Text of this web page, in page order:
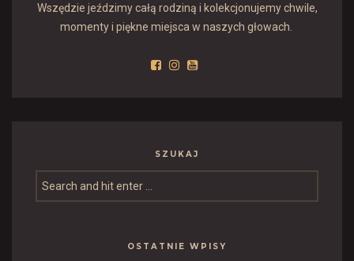
Wszędzie jeździmy całą rodziną i kolekcjonujemy chwile,
momenty i piękne miejsca w naszych głowach.
SZUKAJ
OSTATNIE WPISY